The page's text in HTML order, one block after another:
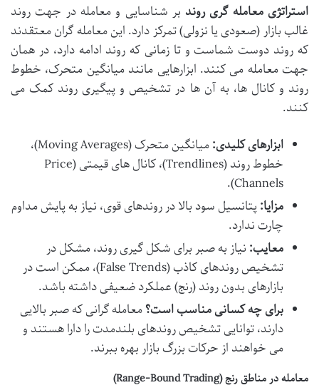
استراتژی معامله گری روند بر شناسایی و معامله در جهت روند
غالب بازار (صعودی یا نزولی) تمرکز دارد. این معامله گران معتقدند
که روند دوست شماست و تا زمانی که روند ادامه دارد، در همان
جهت معامله می کنند. ابزارهایی مانند میانگین متحرک، خطوط
روند و کانال ها، به آن ها در تشخیص و پیگیری روند کمک می
کنند.
ابزارهای کلیدی:
میانگین متحرک (Moving Averages)،
خطوط روند (Trendlines)، کانال های قیمتی (Price
Channels).
مزایا:پتانسیل سود بالا در روندهای قوی، نیاز به پایش مداوم
چارت ندارد.
معایب: نیاز به صبر برای شکل گیری روند، مشکل در
تشخیص روندهای کاذب (False Trends)، ممکن است در
بازارهای بدون روند (رنج) عملکرد ضعیفی داشته باشد.
برای چه کسانی مناسب است؟معامله گرانی که صبر بالایی
دارند، توانایی تشخیص روندهای بلندمدت را دارا هستند و
می خواهند از حرکات بزرگ بازار بهره ببرند.
معامله در مناطق رنج (Range-Bound Trading)